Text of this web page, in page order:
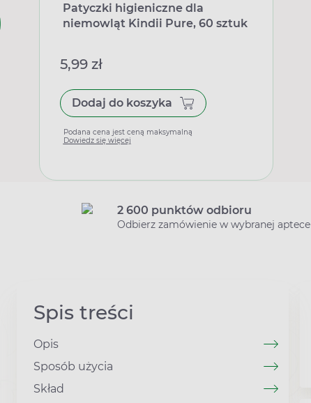
Patyczki higieniczne dla
niemowląt Kindii Pure, 60 sztuk
5,99 zł
Dodaj do koszyka
Podana cena jest ceną maksymalną
Dowiedz się więcej
2 600 punktów odbioru
Odbierz zamówienie w wybranej aptece
Spis treści
Opis
Sposób użycia
Skład